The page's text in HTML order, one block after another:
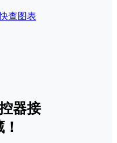
查图表
器接